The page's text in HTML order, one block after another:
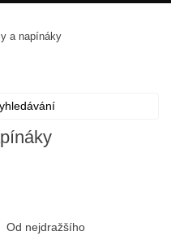
a napínáky
Od nejdražšího